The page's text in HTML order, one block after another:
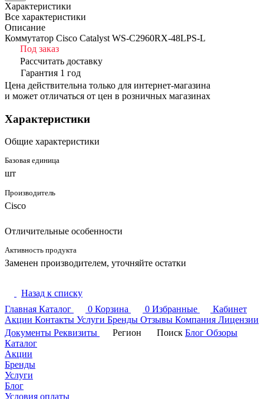
Характеристики
Все характеристики
Описание
Коммутатор Cisco Catalyst WS-C2960RX-48LPS-L
Под заказ
Рассчитать доставку
Гарантия 1 год
Цена действительна только для интернет-магазина
и может отличаться от цен в розничных магазинах
Характеристики
Общие характеристики
Базовая единица
шт
Производитель
Cisco
Отличительные особенности
Активность продукта
Заменен производителем, уточняйте остатки
Назад к списку
Главная Каталог 0 Корзина 0 Избранные
Кабинет
Акции Контакты Услуги Бренды Отзывы Компания Лицензии
Документы Реквизиты Регион Поиск Блог Обзоры
Каталог
Акции
Бренды
Услуги
Блог
Условия оплаты